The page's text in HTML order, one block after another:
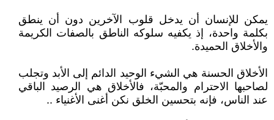
يمكن للإنسان أن يدخل قلوب الآخرين دون أن ينطق
بكلمة واحدة، إذ يكفيه سلوكه الناطق بالصفات الكريمة
والأخلاق الحميدة.
الأخلاق الحسنة هي الشيء الوحيد الدائم إلى الأبد وتجلب
لصاحبها الاحترام والمحبّة، فالأخلاق هي الرصيد الباقي
عند الناس، فإنه بتحسين الخلق نكن أغنى الأغنياء ..